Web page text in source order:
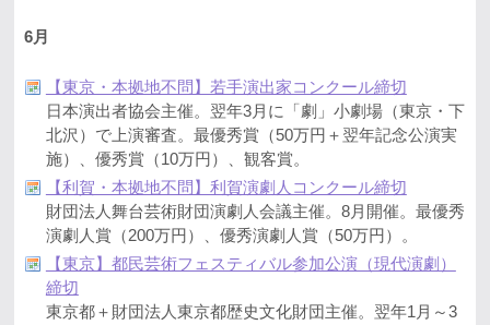
6月
【東京・本拠地不問】若手演出家コンクール締切
日本演出者協会主催。翌年3月に「劇」小劇場（東京・下
北沢）で上演審査。最優秀賞（50万円＋翌年記念公演実
施）、優秀賞（10万円）、観客賞。
【利賀・本拠地不問】利賀演劇人コンクール締切
財団法人舞台芸術財団演劇人会議主催。8月開催。最優秀
演劇人賞（200万円）、優秀演劇人賞（50万円）。
【東京】都民芸術フェスティバル参加公演（現代演劇）
締切
東京都＋財団法人東京都歴史文化財団主催。翌年1月～3